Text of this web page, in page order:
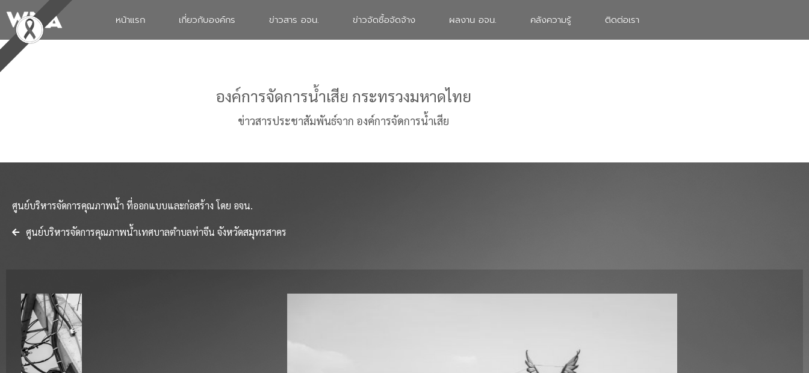
หน้าแรก เกี่ยวกับองค์กร ข่าวสาร อจน. ข่าวจัดซื้อจัดจ้าง ผลงาน อจน. คลังความรู้ ติดต่อเรา
องค์การจัดการน้ำเสีย กระทรวงมหาดไทย
ข่าวสารประชาสัมพันธ์จาก องค์การจัดการน้ำเสีย
ศูนย์บริหารจัดการคุณภาพน้ำ ที่ออกแบบและก่อสร้าง โดย อจน.
ศูนย์บริหารจัดการคุณภาพน้ำเทศบาลตำบลท่าจีน จังหวัดสมุทรสาคร